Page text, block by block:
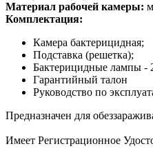
Материал рабочей камеры:
Комплектация:
Камера бактерицидная;
Подставка (решетка);
Бактерицидные лампы -
Гарантийный талон
Руководство по
Предназначен для
Имеет Регистрационное